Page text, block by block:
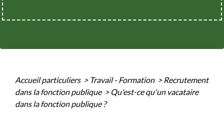
Accueil particuliers > Travail - Formation > Recrutement
dans la fonction publique > Qu'est-ce qu'un vacataire
dans la fonction publique ?